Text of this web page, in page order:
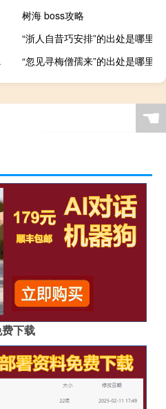
树海 boss攻略
“浙人自昔巧安排”的出处是哪里
来）
“忽见寻梅僧孺来”的出处是哪里
☚
下载